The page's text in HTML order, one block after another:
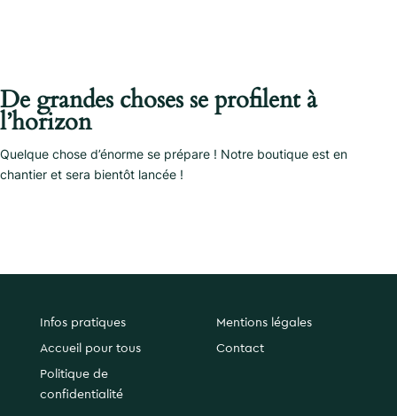
De grandes choses se profilent à
l’horizon
Quelque chose d’énorme se prépare ! Notre boutique est en
chantier et sera bientôt lancée !
Infos pratiques
Accueil pour tous
Politique de
confidentialité
Mentions légales
Contact